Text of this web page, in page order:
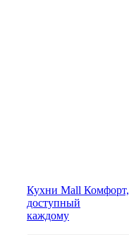
Кухни Mall Комфорт,
доступный
каждому